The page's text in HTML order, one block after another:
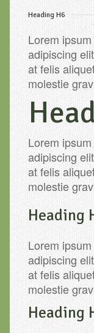
Heading H6
Lorem
adipiscing
at felis
molestie
Lorem
adipiscing
at felis
molestie
Heading
Lorem
adipiscing
at felis
molestie
Heading